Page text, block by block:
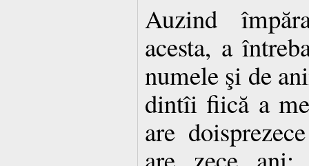
Auzind
acesta, a
numele şi de
dintîi fiică a
are
are zece